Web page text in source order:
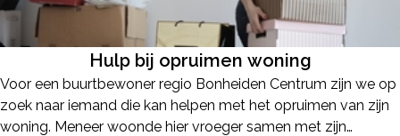
Hulp bij opruimen woning
Voor een buurtbewoner regio Bonheiden Centrum zijn we op
zoek naar iemand die kan helpen met het opruimen van zijn
woning. Meneer woonde hier vroeger samen met zijn